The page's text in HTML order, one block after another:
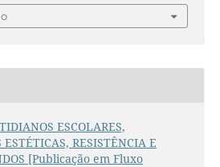
ESCOLARES,
ESTÉTICAS, RESISTÊNCIA E
[Publicação em Fluxo